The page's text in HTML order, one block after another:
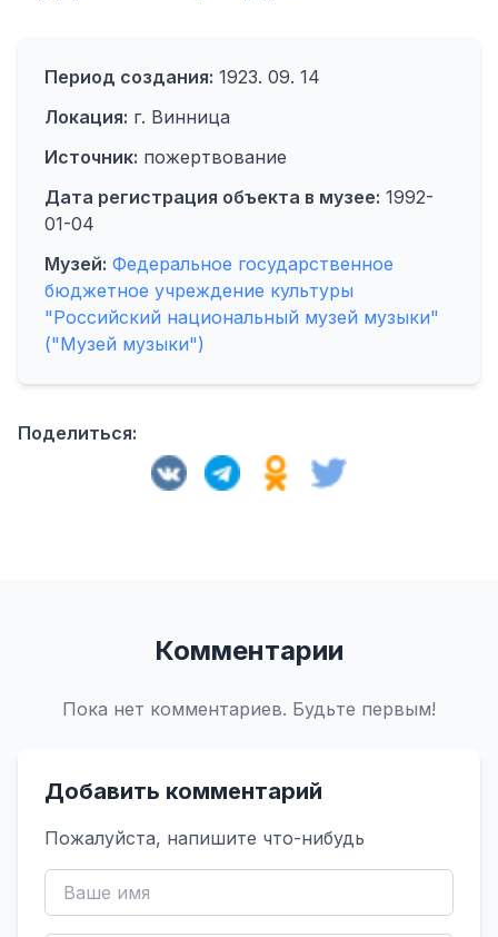
Период создания: 1923. 09. 14
Локация: г. Винница
Источник: пожертвование
Дата регистрация объекта в музее: 1992-
01-04
Музей: Федеральное государственное
бюджетное учреждение культуры
"Российский национальный музей музыки"
("Музей музыки")
Поделиться:
Комментарии
Пока нет комментариев. Будьте первым!
Добавить комментарий
Пожалуйста, напишите что-нибудь